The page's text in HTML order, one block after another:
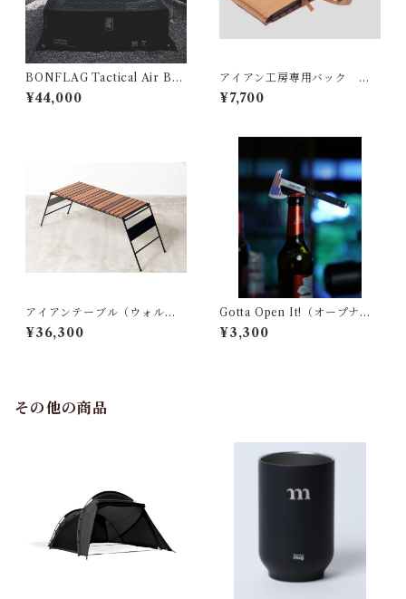
BONFLAG Tactical Air Bed
2P
¥44,000
アイアン工房専用バック ア
イアンテーブル用
¥7,700
アイアンテーブル（ウォルナ
ット版）
¥36,300
Gotta Open It!（オープナ
ー）
¥3,300
その他の商品